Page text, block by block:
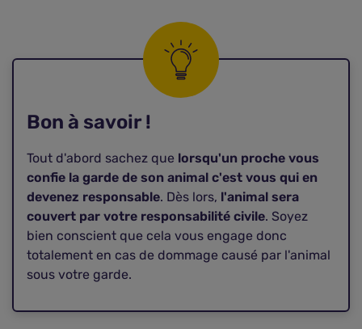
Bon à savoir !
Tout d'abord sachez que lorsqu'un proche vous
confie la garde de son animal c'est vous qui en
devenez responsable. Dès lors, l'animal sera
couvert par votre responsabilité civile. Soyez
bien conscient que cela vous engage donc
totalement en cas de dommage causé par l'animal
sous votre garde.